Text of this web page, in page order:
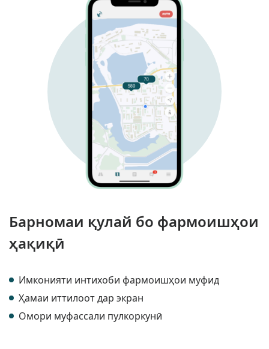
Барномаи қулай бо фармоишҳои
ҳақиқӣ
Имконияти интихоби фармоишҳои муфид
Ҳамаи иттилоот дар экран
Омори муфассали пулкоркунӣ